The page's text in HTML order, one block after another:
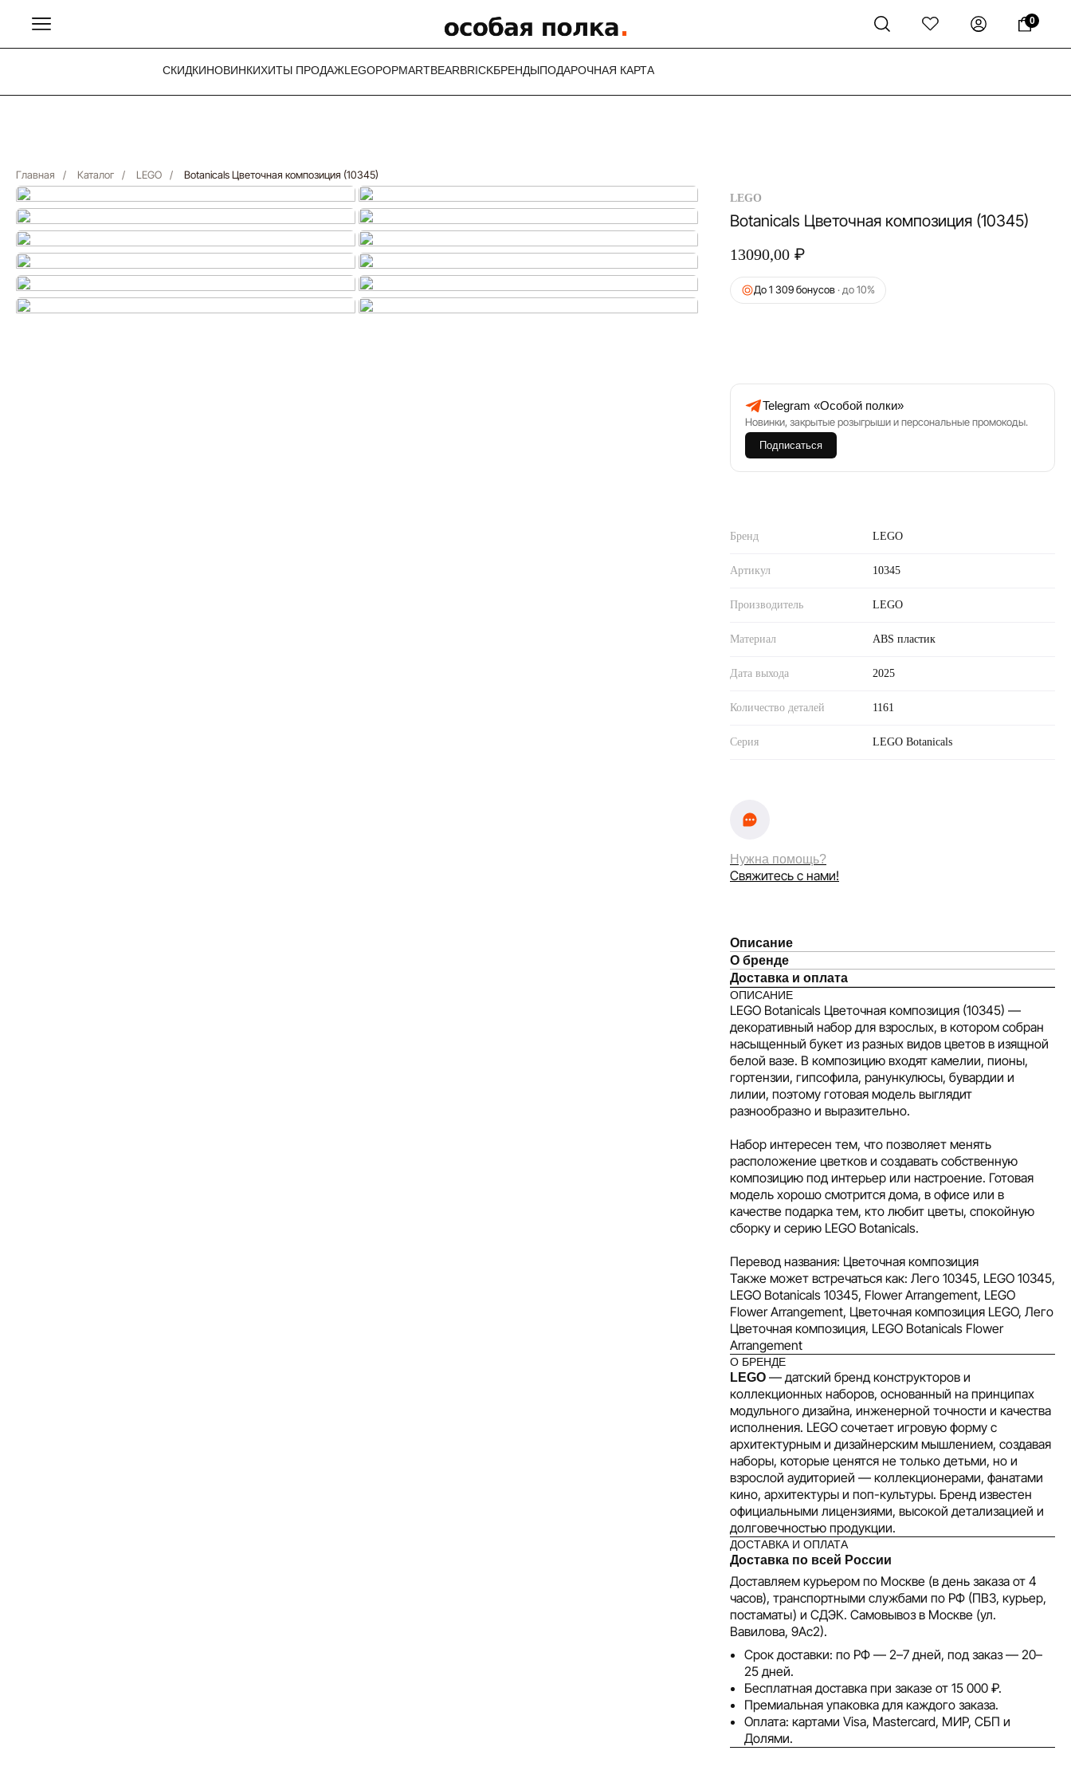
0
СКИДКИНОВИНКИХИТЫ ПРОДАЖLEGOPOPMARTBEARBRICKБРЕНДЫПОДАРОЧНАЯ КАРТА
Главная / Каталог / LEGO / Botanicals Цветочная композиция (10345)
Botanicals Цветочная композиция (10345)
LEGO
13090,00 ₽
До 1 309 бонусов · до 10%
Telegram «Особой полки»
Новинки, закрытые розыгрыши и персональные промокоды.
Подписаться
Бренд LEGO
Артикул 10345
Производитель LEGO
Материал ABS пластик
Дата выхода 2025
Количество деталей 1161
Серия LEGO Botanicals
Нужна помощь?
Свяжитесь с нами!
Описание
О бренде
Доставка и оплата
ОПИСАНИЕ
LEGO Botanicals Цветочная композиция (10345) —
декоративный набор для взрослых, в котором собран
насыщенный букет из разных видов цветов в изящной
белой вазе. В композицию входят камелии, пионы,
гортензии, гипсофила, ранункулюсы, бувардии и
лилии, поэтому готовая модель выглядит
разнообразно и выразительно.
Набор интересен тем, что позволяет менять
расположение цветков и создавать собственную
композицию под интерьер или настроение. Готовая
модель хорошо смотрится дома, в офисе или в
качестве подарка тем, кто любит цветы, спокойную
сборку и серию LEGO Botanicals.
Перевод названия: Цветочная композиция
Также может встречаться как: Лего 10345, LEGO 10345,
LEGO Botanicals 10345, Flower Arrangement, LEGO
Flower Arrangement, Цветочная композиция LEGO, Лего
Цветочная композиция, LEGO Botanicals Flower
Arrangement
О БРЕНДЕ
LEGO — датский бренд конструкторов и
коллекционных наборов, основанный на принципах
модульного дизайна, инженерной точности и качества
исполнения. LEGO сочетает игровую форму с
архитектурным и дизайнерским мышлением, создавая
наборы, которые ценятся не только детьми, но и
взрослой аудиторией — коллекционерами, фанатами
кино, архитектуры и поп-культуры. Бренд известен
официальными лицензиями, высокой детализацией и
долговечностью продукции.
ДОСТАВКА И ОПЛАТА
Доставка по всей России
Доставляем курьером по Москве (в день заказа от 4
часов), транспортными службами по РФ (ПВЗ, курьер,
постаматы) и СДЭК. Самовывоз в Москве (ул.
Вавилова, 9Ас2).
Срок доставки: по РФ — 2–7 дней, под заказ — 20–
25 дней.
Бесплатная доставка при заказе от 15 000 ₽.
Премиальная упаковка для каждого заказа.
Оплата: картами Visa, Mastercard, МИР, СБП и
Долями.